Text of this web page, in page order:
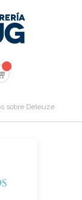
Mi carrito
sobre Deleuze